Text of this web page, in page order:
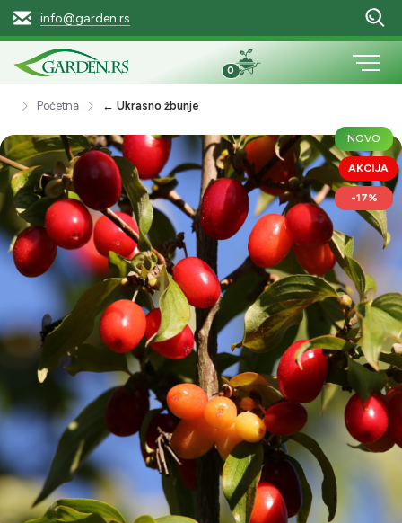
info@garden.rs
0
Početna ← Ukrasno žbunje
NOVO
AKCIJA
-17%